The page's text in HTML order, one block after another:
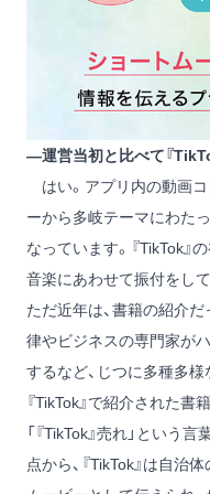
―運営当初と比べて『
はい。アプリ内の動画コ
ーから多岐テーマにわた
なっています。『TikTok』
音楽にあわせて振付をし
ただ近年は、書籍の紹介
律やビジネスの専門家が
するなど、じつに多種多
『TikTok』で紹介された書
「『TikTok』売れ」という
点から、『TikTok』は自治